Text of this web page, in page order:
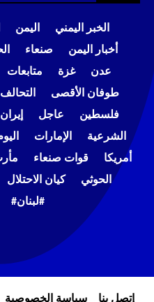
الخبر اليمني اليمن
أخبار اليمن
صنعاء
عدن
غزة متابعات
طوفان الأقصى
فلسطين
عاجل إيران
الشرعية
الإمارات
أمريكا
قوات صنعاء
الحوثي
كيان الاحتلال
#لبنان#
إتصل بنا سياسة الخصوصية